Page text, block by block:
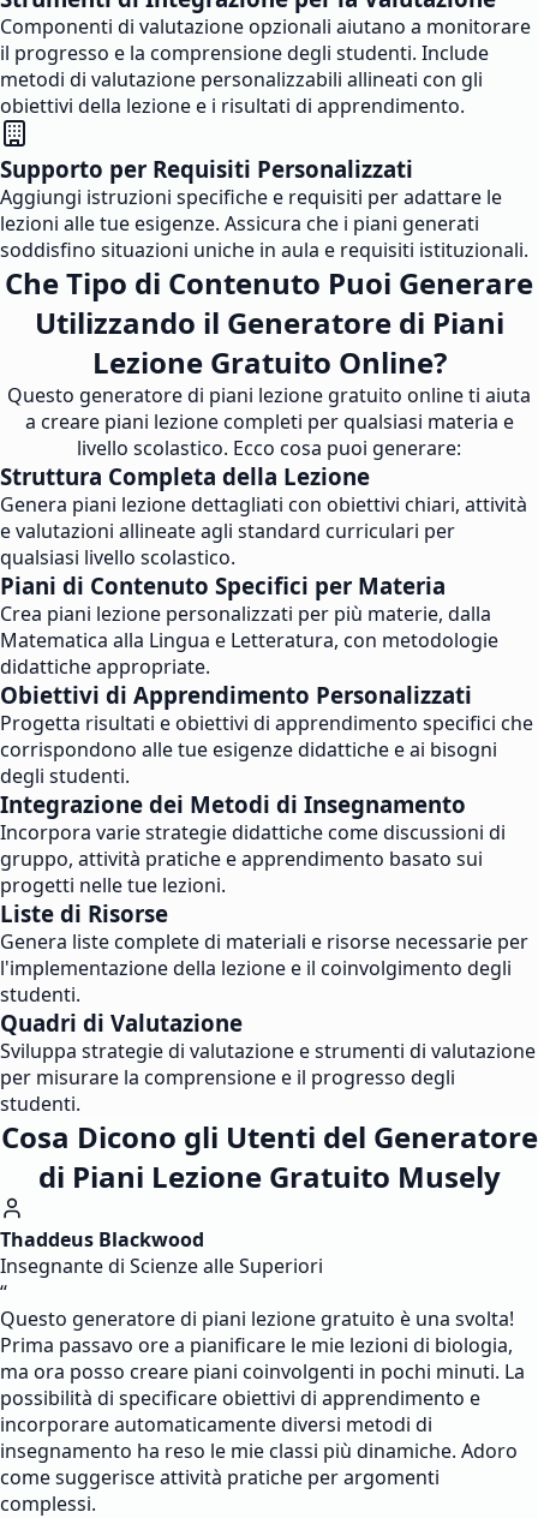
Componenti di valutazione opzionali aiutano a monitorare
il progresso e la comprensione degli studenti. Include
metodi di valutazione personalizzabili allineati con gli
obiettivi della lezione e i risultati di apprendimento.
Supporto per Requisiti Personalizzati
Aggiungi istruzioni specifiche e requisiti per adattare le
lezioni alle tue esigenze. Assicura che i piani generati
soddisfino situazioni uniche in aula e requisiti istituzionali.
Che Tipo di Contenuto Puoi Generare
Utilizzando il Generatore di Piani
Lezione Gratuito Online?
Questo generatore di piani lezione gratuito online ti aiuta
a creare piani lezione completi per qualsiasi materia e
livello scolastico. Ecco cosa puoi generare:
Struttura Completa della Lezione
Genera piani lezione dettagliati con obiettivi chiari, attività
e valutazioni allineate agli standard curriculari per
qualsiasi livello scolastico.
Piani di Contenuto Specifici per Materia
Crea piani lezione personalizzati per più materie, dalla
Matematica alla Lingua e Letteratura, con metodologie
didattiche appropriate.
Obiettivi di Apprendimento Personalizzati
Progetta risultati e obiettivi di apprendimento specifici che
corrispondono alle tue esigenze didattiche e ai bisogni
degli studenti.
Integrazione dei Metodi di Insegnamento
Incorpora varie strategie didattiche come discussioni di
gruppo, attività pratiche e apprendimento basato sui
progetti nelle tue lezioni.
Liste di Risorse
Genera liste complete di materiali e risorse necessarie per
l'implementazione della lezione e il coinvolgimento degli
studenti.
Quadri di Valutazione
Sviluppa strategie di valutazione e strumenti di valutazione
per misurare la comprensione e il progresso degli
studenti.
Cosa Dicono gli Utenti del Generatore
di Piani Lezione Gratuito Musely
Thaddeus Blackwood
Insegnante di Scienze alle Superiori
“
Questo generatore di piani lezione gratuito è una svolta!
Prima passavo ore a pianificare le mie lezioni di biologia,
ma ora posso creare piani coinvolgenti in pochi minuti. La
possibilità di specificare obiettivi di apprendimento e
incorporare automaticamente diversi metodi di
insegnamento ha reso le mie classi più dinamiche. Adoro
come suggerisce attività pratiche per argomenti
complessi.